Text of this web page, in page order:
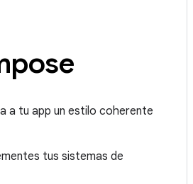
a tu app un estilo coherente
tus sistemas de